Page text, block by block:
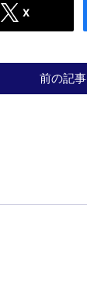
X
前の記事